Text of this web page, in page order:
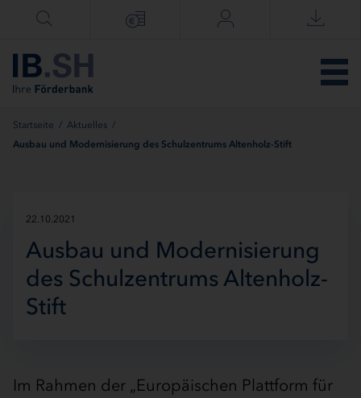
Menü überspringen
Startseite / Aktuelles /
Ausbau und Modernisierung des Schulzentrums Altenholz-Stift
22.10.2021
Ausbau und Modernisierung
des Schulzentrums Altenholz-
Stift
Im Rahmen der „Europäischen Plattform für